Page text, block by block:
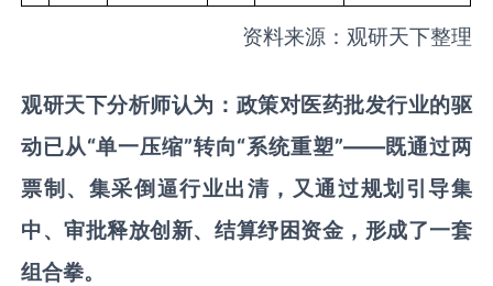
资料来源：观研天下整理
观研天下分析师认为： 政策对医药批发行业的驱
动已从“单一压缩”转向“系统重塑”——既通过两
票制、集采倒逼行业出清，又通过规划引导集
中、审批释放创新、结算纾困资金，形成了一套
组合拳。